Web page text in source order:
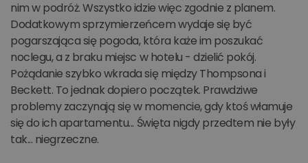
nim w podróż. Wszystko idzie więc zgodnie z planem.
Dodatkowym sprzymierzeńcem wydaje się być
pogarszająca się pogoda, która każe im poszukać
noclegu, a z braku miejsc w hotelu - dzielić pokój.
Pożądanie szybko wkrada się między Thompsona i
Beckett. To jednak dopiero początek. Prawdziwe
problemy zaczynają się w momencie, gdy ktoś włamuje
się do ich apartamentu... Święta nigdy przedtem nie były
tak... niegrzeczne.